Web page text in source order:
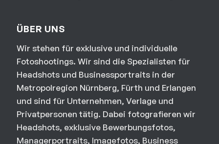
ÜBER UNS
Wir stehen für exklusive und individuelle
Fotoshootings. Wir sind die Spezialisten für
Headshots und Businessportraits in der
Metropolregion Nürnberg, Fürth und Erlangen
und sind für Unternehmen, Verlage und
Privatpersonen tätig. Dabei fotografieren wir
Headshots, exklusive Bewerbungsfotos,
Managerportraits, Imagefotos, Business